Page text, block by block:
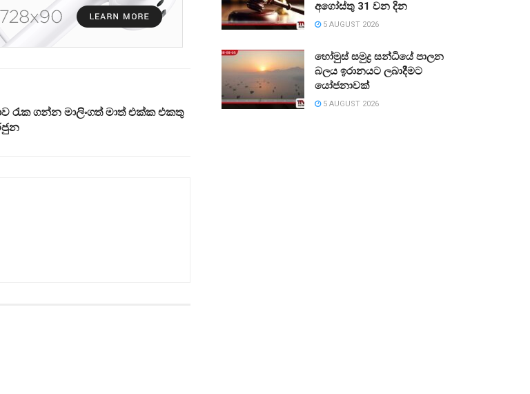
රැක ගන්න මාලිංගත් මාත් එක්ක එකතු
අගෝස්තු 31 වන දින
5 AUGUST 2026
හෝමුස් සමුද්‍ර සන්ධියේ පාලන
බලය ඉරානයට ලබාදීමට
යෝජනාවක්
5 AUGUST 2026